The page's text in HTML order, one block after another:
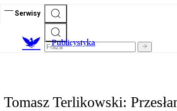
Serwisy
Publicystyka
Tomasz Terlikowski: